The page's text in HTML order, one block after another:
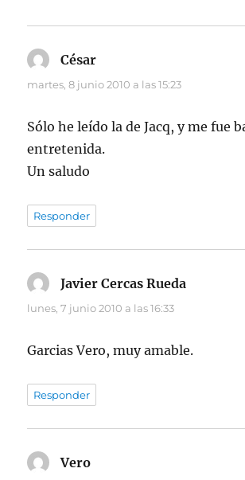
César
martes, 8 junio 2010 a las 15:23
Sólo he leído la de Jacq, y me fue
entretenida.
Un saludo
Responder
Javier Cercas Rueda
lunes, 7 junio 2010 a las 16:33
Garcias Vero, muy amable.
Responder
Vero